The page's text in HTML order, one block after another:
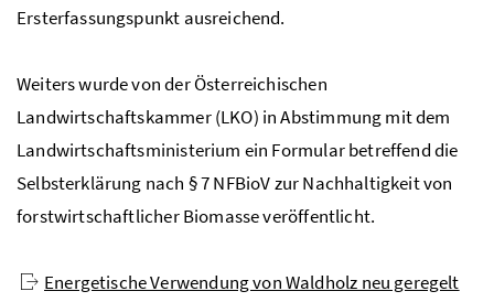
Ersterfassungspunkt ausreichend.
Weiters wurde von der Österreichischen
Landwirtschaftskammer (LKO) in Abstimmung mit dem
Landwirtschaftsministerium ein Formular betreffend die
Selbsterklärung nach § 7NFBioVzur Nachhaltigkeit von
forstwirtschaftlicher Biomasse veröffentlicht.
Energetische Verwendung von Waldholz neu geregelt